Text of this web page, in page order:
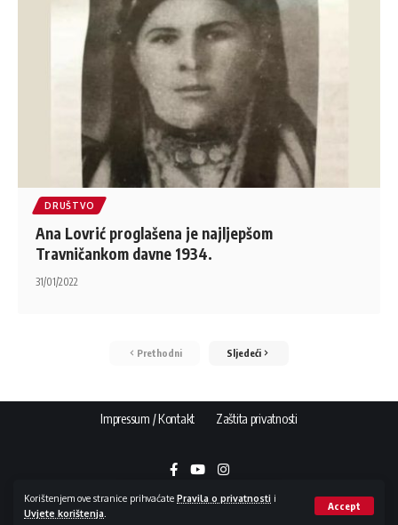
Korištenjem ove stranice prihvaćate Pravila o privatnosti i
Uvjete korištenja
Accept
DRUŠTVO
Ana Lovrić proglašena je najljepšom
Travničankom davne 1934.
31/01/2022
Prethodni Sljedeći
Impressum / Kontakt Zaštita privatnosti
Copyright © 2015 - 2026 NovaBila.info | E-mail: info@novabila.info